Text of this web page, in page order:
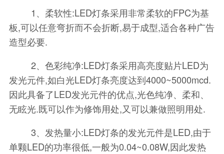
1、柔软性:LED灯条采用非常柔软的FPC为基
板,可以任意弯折而不会折断,易于成型,适合各种广告
造型必要.
2、色彩纯净:LED灯条采用高亮度贴片LED为
发光元件,如白光LED灯条亮度达到4000~5000mcd.
因此具备了LED发光元件的优点,光色纯净、柔和、
无眩光.既可以作为修饰用处,又可以兼做照明用处.
3、发热量小:LED灯条的发光元件是LED,由于
单颗LED的功率很低,一般为0.04~0.08W,因此发热